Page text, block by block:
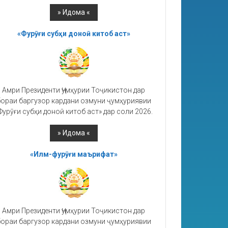
«Фурӯғи субҳи доноӣ китоб аст»
Амри Президенти Ҷумҳурии Тоҷикистон дар
баргузор кардани озмуни ҷумҳуриявии
субҳи доноӣ китоб аст» дар соли 2026.
«Илм-фурӯғи маърифат»
Амри Президенти Ҷумҳурии Тоҷикистон дар
баргузор кардани озмуни ҷумҳуриявии